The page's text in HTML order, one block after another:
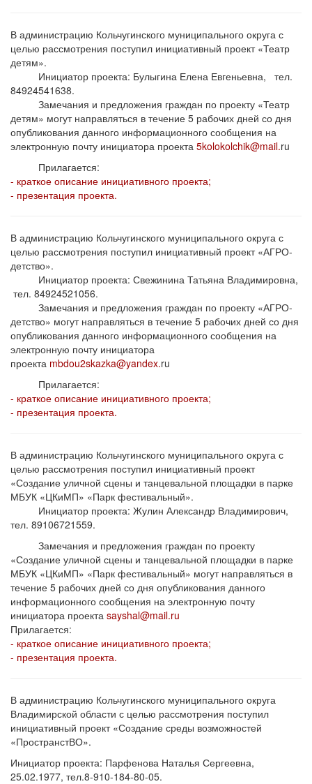
В администрацию Кольчугинского муниципального округа с
целью рассмотрения поступил инициативный проект «Театр
детям».
Инициатор проекта: Булыгина Елена Евгеньевна, тел.
84924541638.
Замечания и предложения граждан по проекту «Театр
детям» могут направляться в течение 5 рабочих дней со дня
опубликования данного информационного сообщения на
электронную почту инициатора проекта 5kolokolchik@mail.ru
Прилагается:
- краткое описание инициативного проекта;
- презентация проекта.
В администрацию Кольчугинского муниципального округа с
целью рассмотрения поступил инициативный проект «АГРО-
детство».
Инициатор проекта: Свежинина Татьяна Владимировна,
тел. 84924521056.
Замечания и предложения граждан по проекту «АГРО-
детство» могут направляться в течение 5 рабочих дней со дня
опубликования данного информационного сообщения на
электронную почту инициатора
проекта mbdou2skazka@yandex.ru
Прилагается:
- краткое описание инициативного проекта;
- презентация проекта.
В администрацию Кольчугинского муниципального округа с
целью рассмотрения поступил инициативный проект
«Создание уличной сцены и танцевальной площадки в парке
МБУК «ЦКиМП» «Парк фестивальный».
Инициатор проекта: Жулин Александр Владимирович,
тел. 89106721559.
Замечания и предложения граждан по проекту
«Создание уличной сцены и танцевальной площадки в парке
МБУК «ЦКиМП» «Парк фестивальный» могут направляться в
течение 5 рабочих дней со дня опубликования данного
информационного сообщения на электронную почту
инициатора проекта sayshal@mail.ru
Прилагается:
- краткое описание инициативного проекта;
- презентация проекта.
В администрацию Кольчугинского муниципального округа
Владимирской области с целью рассмотрения поступил
инициативный проект «Создание среды возможностей
«ПространстВО».
Инициатор проекта: Парфенова Наталья Сергеевна,
25.02.1977, тел.8-910-184-80-05.